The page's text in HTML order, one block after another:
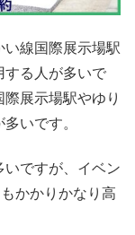
線国際展示場駅
する人が多いで
展示場駅やゆり
いです。
いですが、イベン
かかりかなり高